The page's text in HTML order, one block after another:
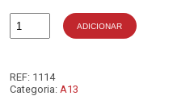
Quantidade
1/2
ADICIONAR
REF: 1114
Categoria: A13